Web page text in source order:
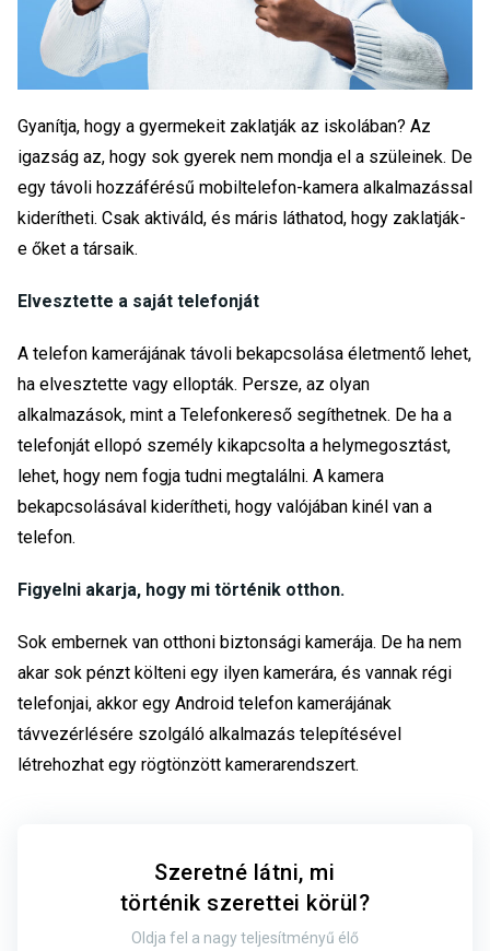
Gyanítja, hogy a gyermekeit zaklatják az iskolában? Az
igazság az, hogy sok gyerek nem mondja el a szüleinek. De
egy távoli hozzáférésű mobiltelefon-kamera alkalmazással
kiderítheti. Csak aktiváld, és máris láthatod, hogy zaklatják-
e őket a társaik.
Elvesztette a saját telefonját
A telefon kamerájának távoli bekapcsolása életmentő lehet,
ha elvesztette vagy ellopták. Persze, az olyan
alkalmazások, mint a Telefonkereső segíthetnek. De ha a
telefonját ellopó személy kikapcsolta a helymegosztást,
lehet, hogy nem fogja tudni megtalálni. A kamera
bekapcsolásával kiderítheti, hogy valójában kinél van a
telefon.
Figyelni akarja, hogy mi történik otthon.
Sok embernek van otthoni biztonsági kamerája. De ha nem
akar sok pénzt költeni egy ilyen kamerára, és vannak régi
telefonjai, akkor egy Android telefon kamerájának
távvezérlésére szolgáló alkalmazás telepítésével
létrehozhat egy rögtönzött kamerarendszert.
Szeretné látni, mi
történik szerettei körül?
Oldja fel a nagy teljesítményű élő